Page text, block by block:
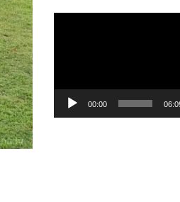
00:00